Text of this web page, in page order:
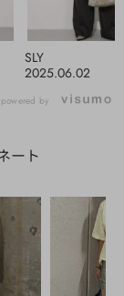
2025.06.02
SLY
powered by
ート